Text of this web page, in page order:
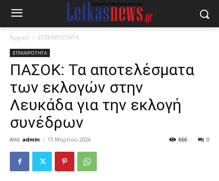
Αρχική ΕΠΙΚΑΙΡΟΤΗΤΑ
ΕΠΙΚΑΙΡΟΤΗΤΑ
ΠΑΣΟΚ: Τα αποτελέσματα
των εκλογών στην
Λευκάδα για την εκλογή
συνέδρων
Από admin - 15 Μαρτίου 2026 0
666